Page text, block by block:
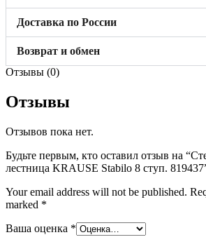
Доставка по России
Возврат и обмен
Отзывы (0)
Отзывы
Отзывов пока нет.
Будьте первым, кто оставил отзыв на
лестница KRAUSE Stabilo 8 ступ.
Your email address will not be published.
marked *
Ваша оценка *